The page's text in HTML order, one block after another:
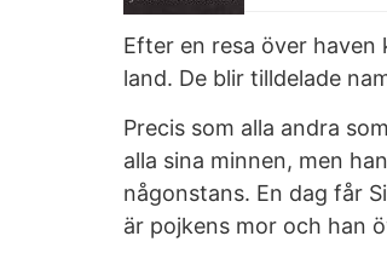
Efter en resa över
land. De blir tilldelade
Precis som alla andra
alla sina minnen, men
någonstans. En dag får
är pojkens mor och han